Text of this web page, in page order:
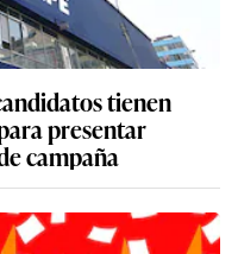
tienen
presentar
campaña